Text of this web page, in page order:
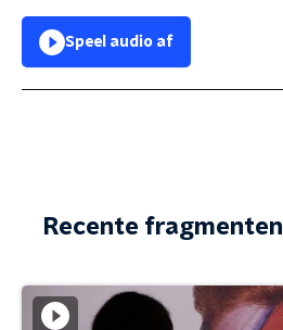
Speel audio af
Recente fragmenten